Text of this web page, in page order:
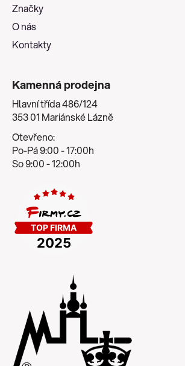
Značky
O nás
Kontakty
Kamenná prodejna
Hlavní třída 486/124
353 01 Mariánské Lázně
Otevřeno:
Po-Pá 9:00 - 17:00h
So 9:00 - 12:00h